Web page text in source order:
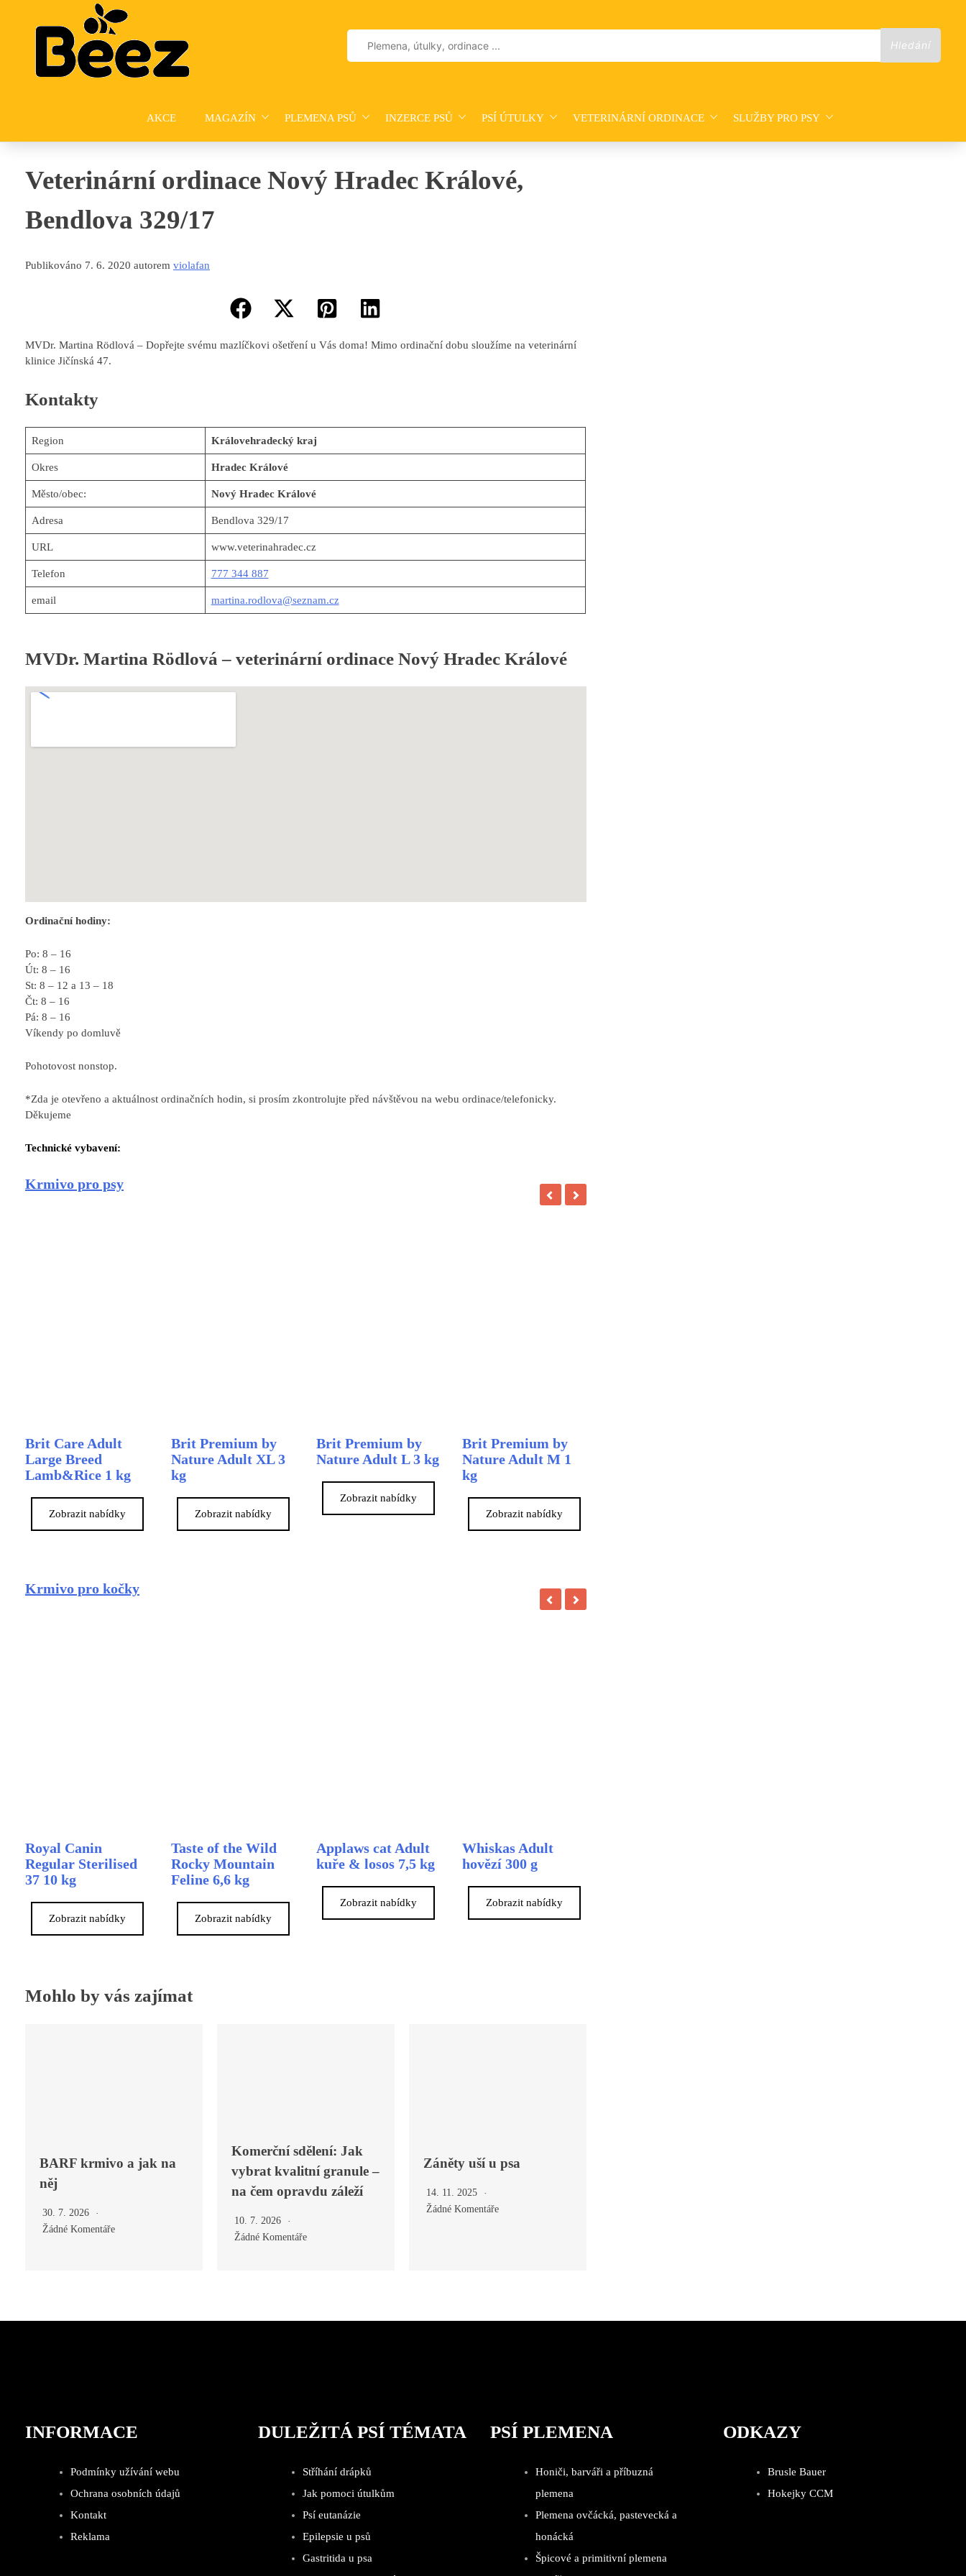
Vyhledávání
AKCE MAGAZÍN PLEMENA PSŮ INZERCE PSŮ PSÍ ÚTULKY VETERINÁRNÍ ORDINACE SLUŽBY PRO PSY
Veterinární ordinace Nový Hradec Králové,
Bendlova 329/17
Publikováno 7. 6. 2020 autorem violafan
MVDr. Martina Rödlová – Dopřejte svému mazlíčkovi ošetření u Vás doma! Mimo ordinační dobu sloužíme na veterinární
klinice Jičínská 47.
Kontakty
Region Královehradecký kraj
Okres Hradec Králové
Město/obec: Nový Hradec Králové
Adresa Bendlova 329/17
URL www.veterinahradec.cz
Telefon 777 344 887
email martina.rodlova@seznam.cz
MVDr. Martina Rödlová – veterinární ordinace Nový Hradec Králové
Ordinační hodiny:
Po: 8 – 16
Út: 8 – 16
St: 8 – 12 a 13 – 18
Čt: 8 – 16
Pá: 8 – 16
Víkendy po domluvě
Pohotovost nonstop.
*Zda je otevřeno a aktuálnost ordinačních hodin, si prosím zkontrolujte před návštěvou na webu ordinace/telefonicky.
Děkujeme
Technické vybavení:
Krmivo pro psy
Brit Care Adult
Large Breed
Lamb&Rice 1 kg
Zobrazit nabídky
Brit Premium by
Nature Adult XL 3
kg
Zobrazit nabídky
Brit Premium by
Nature Adult L 3 kg
Zobrazit nabídky
Brit Premium by
Nature Adult M 1
kg
Zobrazit nabídky
Krmivo pro kočky
Royal Canin
Regular Sterilised
37 10 kg
Zobrazit nabídky
Taste of the Wild
Rocky Mountain
Feline 6,6 kg
Zobrazit nabídky
Applaws cat Adult
kuře & losos 7,5 kg
Zobrazit nabídky
Whiskas Adult
hovězí 300 g
Zobrazit nabídky
Mohlo by vás zajímat
BARF krmivo a jak na
něj
30. 7. 2026
Žádné Komentáře
Komerční sdělení: Jak
vybrat kvalitní granule –
na čem opravdu záleží
10. 7. 2026
Žádné Komentáře
Záněty uší u psa
14. 11. 2025
Žádné Komentáře
INFORMACE
Podmínky užívání webu
Ochrana osobních údajů
Kontakt
Reklama
DULEŽITÁ PSÍ TÉMATA
Stříhání drápků
Jak pomoci útulkům
Psí eutanázie
Epilepsie u psů
Gastritida u psa
PSÍ PLEMENA
Honiči, barváři a příbuzná
plemena
Plemena ovčácká, pastevecká a
honácká
Špicové a primitivní plemena
ODKAZY
Brusle Bauer
Hokejky CCM